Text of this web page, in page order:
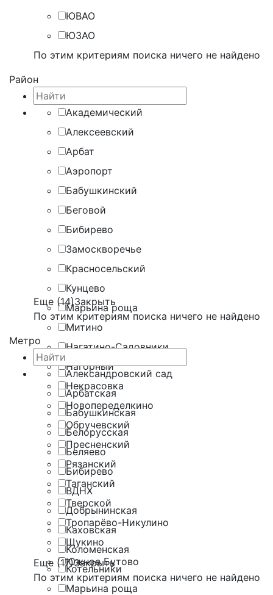
ЮВАО
ЮЗАО
По этим критериям поиска ничего не найдено
Район
Академический
Алексеевский
Арбат
Аэропорт
Бабушкинский
Беговой
Бибирево
Замоскворечье
Красносельский
Кунцево
Марьина роща
Митино
Нагатино-Садовники
Нагорный
Некрасовка
Новопеределкино
Обручевский
Пресненский
Рязанский
Таганский
Тверской
Тропарёво-Никулино
Щукино
Южное Бутово
Еще (14)Закрыть
По этим критериям поиска ничего не найдено
Метро
Александровский сад
Арбатская
Бабушкинская
Белорусская
Беляево
Бибирево
ВДНХ
Добрынинская
Каховская
Коломенская
Котельники
Марьина роща
Еще (17)Закрыть
По этим критериям поиска ничего не найдено